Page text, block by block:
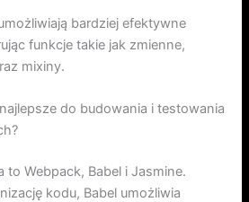
bardziej efektywne
funkcje takie jak zmienne,
mixiny.
do budowania i testowania
to Webpack, Babel i Jasmine.
kodu, Babel umożliwia